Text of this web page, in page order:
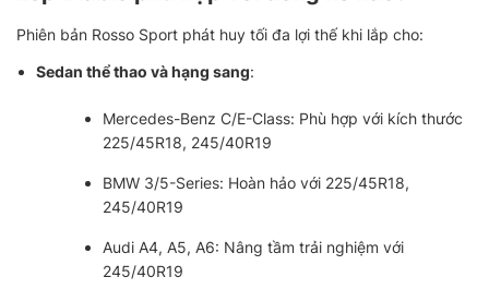
Phiên bản Rosso Sport phát huy tối đa lợi thế khi lắp cho:
Sedan thể thao và hạng sang:
Mercedes-Benz C/E-Class: Phù hợp với kích thước
225/45R18, 245/40R19
BMW 3/5-Series: Hoàn hảo với 225/45R18,
245/40R19
Audi A4, A5, A6: Nâng tầm trải nghiệm với
245/40R19